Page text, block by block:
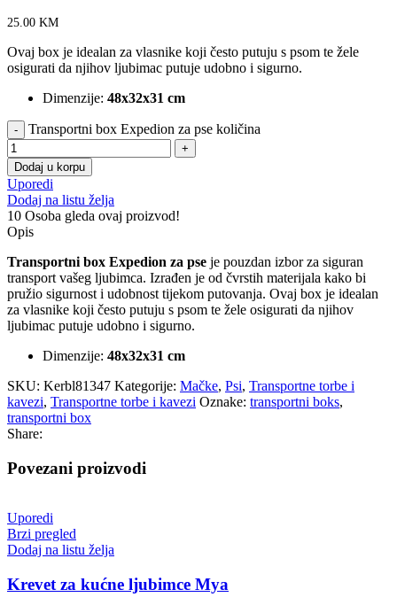
25.00 KM
Ovaj box je idealan za vlasnike koji često putuju s psom te žele
osigurati da njihov ljubimac putuje udobno i sigurno.
Dimenzije: 48x32x31 cm
Transportni box Expedion za pse količina
Dodaj u korpu
Uporedi
Dodaj na listu želja
10 Osoba gleda ovaj proizvod!
Opis
Transportni box Expedion za pse je pouzdan izbor za siguran
transport vašeg ljubimca. Izrađen je od čvrstih materijala kako bi
pružio sigurnost i udobnost tijekom putovanja. Ovaj box je idealan
za vlasnike koji često putuju s psom te žele osigurati da njihov
ljubimac putuje udobno i sigurno.
Dimenzije: 48x32x31 cm
SKU: Kerbl81347 Kategorije: Mačke, Psi, Transportne torbe i
kavezi, Transportne torbe i kavezi Oznake: transportni boks,
transportni box
Share:
Povezani proizvodi
Uporedi
Brzi pregled
Dodaj na listu želja
Krevet za kućne ljubimce Mya